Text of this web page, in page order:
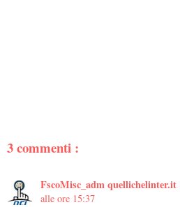
3 commenti :
FscoMisc_adm quellichelinter.it
alle ore 15:37